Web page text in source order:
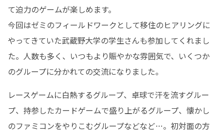
て迫力のゲームが楽しめます。
今回はゼミのフィールドワークとして移住のヒアリングに
やってきていた武蔵野大学の学生さんも参加してくれまし
た。人数も多く、いつもより賑やかな雰囲気で、いくつか
のグループに分かれての交流になりました。
レースゲームに白熱するグループ、卓球で汗を流すグルー
プ、持参したカードゲームで盛り上がるグループ、懐かし
のファミコンをやりこむグループなどなど…。初対面の方